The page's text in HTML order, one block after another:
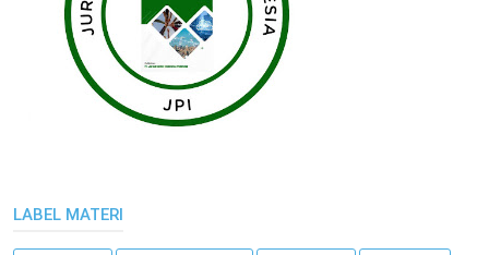
LABEL MATERI